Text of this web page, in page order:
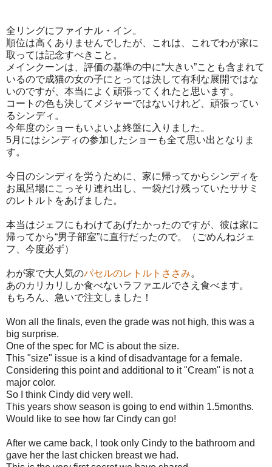
全リングにファイナル・イン。
順位は高くありませんでしたが、これは、これでわが家に
取っては記念すべきこと。
メインクーンは、評価の基準の中に“大きい”ことも含まれて
いるので成猫の女の子にとっては決して有利な展開ではな
いのですが、本当によく頑張ってくれたと思います。
コートの色も決してメジャーではないけれど、頑張ってい
るシンディ。
今年度のショーもいよいよ終盤に入りました。
5月にはシンディの参加したショーも全て思い出となりま
す。
今日のシンディを労うために、家に帰ってからシンディを
お風呂場にこっそり連れ出し、一袋だけ残っていたササミ
のレトルトをあげました。
本当はジェフにもわけてあげたかったのですが、彼は家に
帰ってから“男子部室”に直行だったので。（ごめんねジェ
フ、今度必ず）
わが家で大人気のパセルのレトルトささみ。
あのカリカリしか食べないラファエルでさえ食べます。
もちろん、急いで注文しました！
Won all the finals, even the grade was not high, this was a
big surprise.
One of the spec for MC is about the size.
This "size" issue is a kind of disadvantage for a female.
Considering this point and additional to it "Cream" is not a
major color.
So I think Cindy did very well.
This years show season is going to end within 1.5months.
Would like to see how far Cindy can go!
After we came back, I took only Cindy to the bathroom and
gave her the last chicken breast we had.